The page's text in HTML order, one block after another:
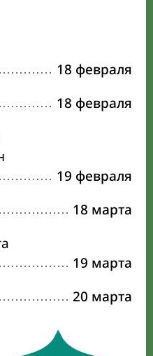
18 февраля
18 февраля
19 февраля
18 марта
19 марта
20 марта